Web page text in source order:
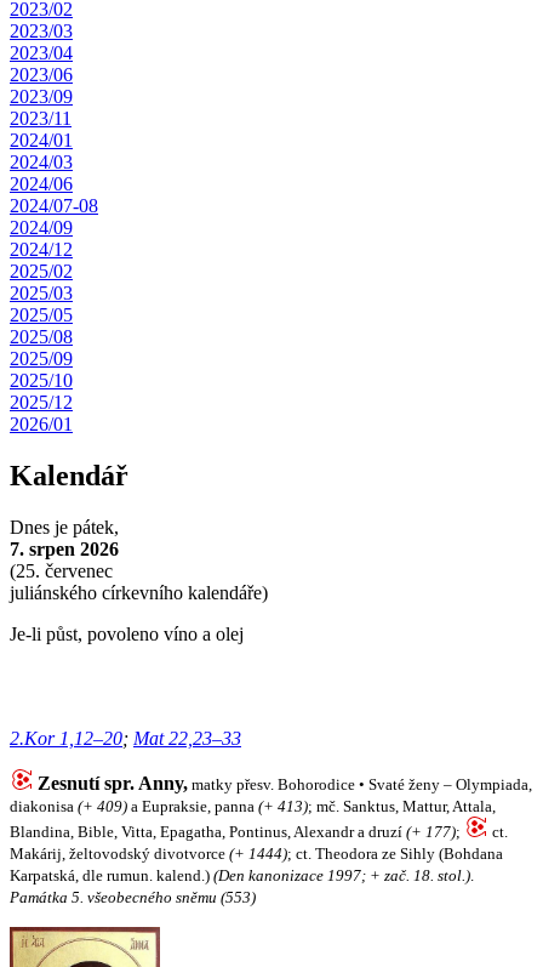
2023/02
2023/03
2023/04
2023/06
2023/09
2023/11
2024/01
2024/03
2024/06
2024/07-08
2024/09
2024/12
2025/02
2025/03
2025/05
2025/08
2025/09
2025/10
2025/12
2026/01
Kalendář
Dnes je pátek,
7. srpen 2026
(25. červenec
juliánského církevního kalendáře)
Je-li půst, povoleno víno a olej
2.Kor 1,12–20; Mat 22,23–33
Zesnutí spr. Anny, matky přesv. Bohorodice • Svaté ženy – Olympiada,
diakonisa (+ 409) a Eupraksie, panna (+ 413); mč. Sanktus, Mattur, Attala,
Blandina, Bible, Vitta, Epagatha, Pontinus, Alexandr a druzí (+ 177);
ct.
Makárij, želtovodský divotvorce (+ 1444); ct. Theodora ze Sihly (Bohdana
Karpatská, dle rumun. kalend.) (Den kanonizace 1997; + zač. 18. stol.).
Památka 5. všeobecného sněmu (553)